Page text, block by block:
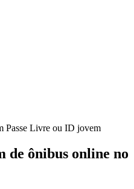
Passe Livre ou ID jovem
de ônibus online no